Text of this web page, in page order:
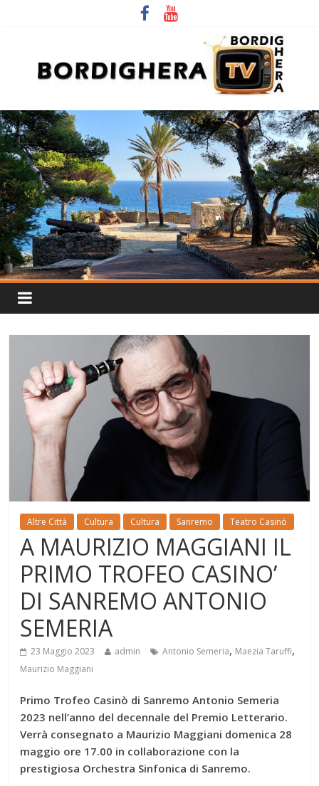
Altre Città Cultura Cultura Sanremo Teatro Casinò
A MAURIZIO MAGGIANI IL
PRIMO TROFEO CASINO’
DI SANREMO ANTONIO
SEMERIA
23 Maggio 2023 admin Antonio Semeria, Maezia Taruffi,
Maurizio Maggiani
Primo Trofeo Casinò di Sanremo Antonio Semeria
2023 nell’anno del decennale del Premio Letterario.
Verrà consegnato a Maurizio Maggiani domenica 28
maggio ore 17.00 in collaborazione con la
prestigiosa Orchestra Sinfonica di Sanremo.